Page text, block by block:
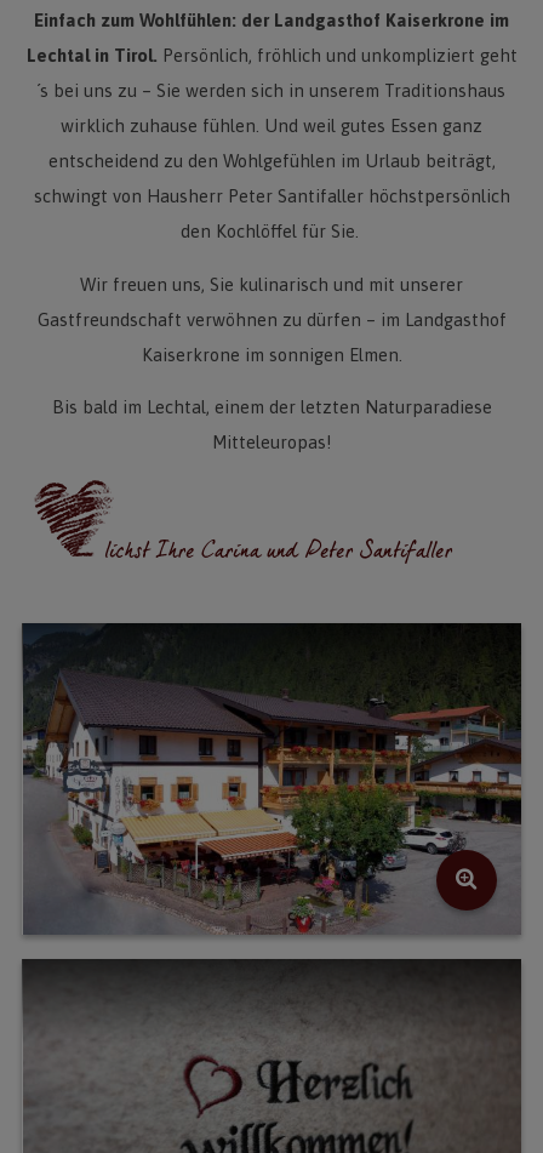
Einfach zum Wohlfühlen: der Landgasthof Kaiserkrone im
Lechtal in Tirol. Persönlich, fröhlich und unkompliziert geht
´s bei uns zu – Sie werden sich in unserem Traditionshaus
wirklich zuhause fühlen. Und weil gutes Essen ganz
entscheidend zu den Wohlgefühlen im Urlaub beiträgt,
schwingt von Hausherr Peter Santifaller höchstpersönlich
den Kochlöffel für Sie.
Wir freuen uns, Sie kulinarisch und mit unserer
Gastfreundschaft verwöhnen zu dürfen – im Landgasthof
Kaiserkrone im sonnigen Elmen.
Bis bald im Lechtal, einem der letzten Naturparadiese
Mitteleuropas!